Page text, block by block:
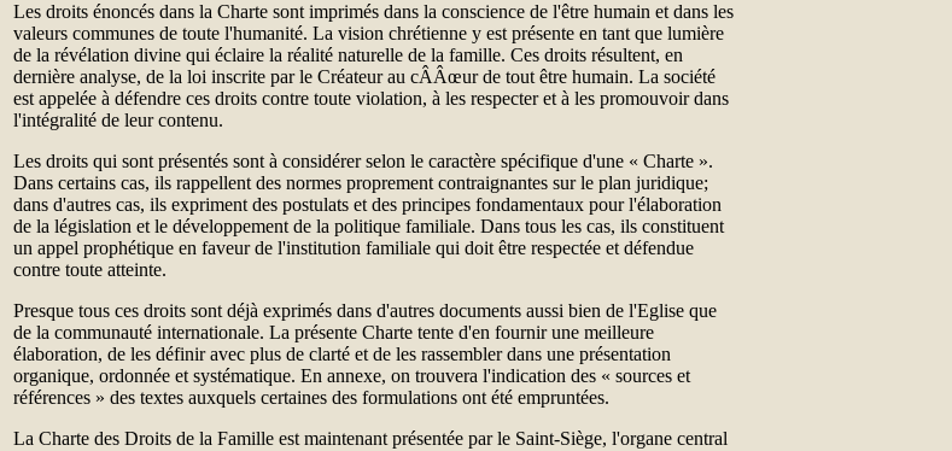
Les droits énoncés dans la Charte sont imprimés dans la conscience de l'être humain et dans les
valeurs communes de toute l'humanité. La vision chrétienne y est présente en tant que lumière
de la révélation divine qui éclaire la réalité naturelle de la famille. Ces droits résultent, en
dernière analyse, de la loi inscrite par le Créateur au cÂÂœur de tout être humain. La société
est appelée à défendre ces droits contre toute violation, à les respecter et à les promouvoir dans
l'intégralité de leur contenu.
Les droits qui sont présentés sont à considérer selon le caractère spécifique d'une « Charte ».
Dans certains cas, ils rappellent des normes proprement contraignantes sur le plan juridique;
dans d'autres cas, ils expriment des postulats et des principes fondamentaux pour l'élaboration
de la législation et le développement de la politique familiale. Dans tous les cas, ils constituent
un appel prophétique en faveur de l'institution familiale qui doit être respectée et défendue
contre toute atteinte.
Presque tous ces droits sont déjà exprimés dans d'autres documents aussi bien de l'Eglise que
de la communauté internationale. La présente Charte tente d'en fournir une meilleure
élaboration, de les définir avec plus de clarté et de les rassembler dans une présentation
organique, ordonnée et systématique. En annexe, on trouvera l'indication des « sources et
références » des textes auxquels certaines des formulations ont été empruntées.
La Charte des Droits de la Famille est maintenant présentée par le Saint-Siège, l'organe central